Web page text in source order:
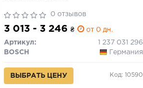
0 отзывов
3 013 - 3 246₴ от 0 дн.
Артикул:
1 237 031 296
BOSCH
Германия
ВЫБРАТЬ ЦЕНУ Код: 10590